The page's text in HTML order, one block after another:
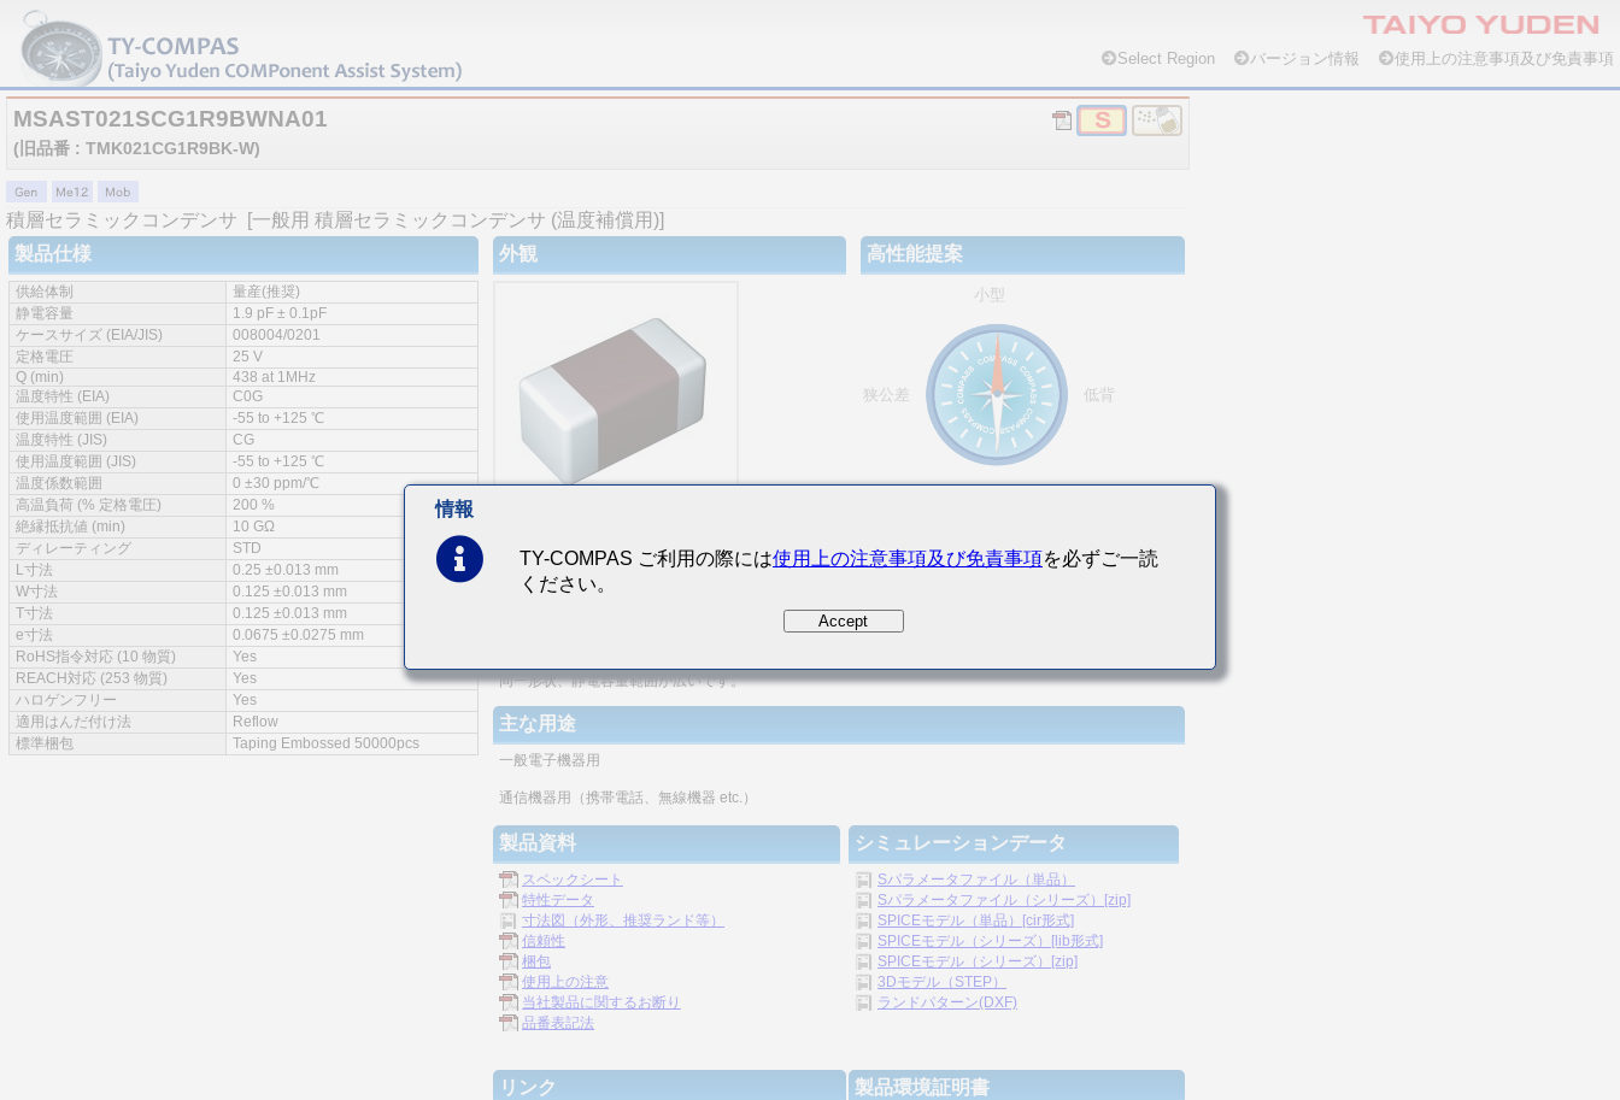
Select Region バージョン情報 使用上の注意事項及び免責事項
MSAST021SCG1R9BWNA01
(旧品番 : TMK021CG1R9BK-W)
積層セラミックコンデンサ
[一般用 積層セラミックコンデンサ (温度補償用)]
製品仕様
供給体制
量産(推奨)
静電容量
1.9 pF ± 0.1pF
ケースサイズ (EIA/JIS)
008004/0201
定格電圧
25 V
Q (min)
438 at 1MHz
温度特性 (EIA)
C0G
使用温度範囲 (EIA)
-55 to +125 ℃
温度特性 (JIS)
CG
使用温度範囲 (JIS)
-55 to +125 ℃
温度係数範囲
0 ±30 ppm/℃
高温負荷 (% 定格電圧)
200 %
絶縁抵抗値 (min)
10 GΩ
ディレーティング
STD
L寸法
0.25 ±0.013 mm
W寸法
0.125 ±0.013 mm
T寸法
0.125 ±0.013 mm
e寸法
0.0675 ±0.0275 mm
RoHS指令対応 (10 物質)
Yes
REACH対応 (253 物質)
Yes
ハロゲンフリー
Yes
適用はんだ付け法
Reflow
標準梱包
Taping Embossed 50000pcs
外観 高性能提案
小型
狭公差 低背
特徴
同一形状、静電容量範囲が広いです。
主な用途
一般電子機器用
通信機器用（携帯電話、無線機器 etc.）
製品資料
スペックシート
特性データ
寸法図（外形、推奨ランド等）
信頼性
梱包
使用上の注意
当社製品に関するお断り
品番表記法
シミュレーションデータ
Sパラメータファイル（単品）
Sパラメータファイル（シリーズ）[zip]
SPICEモデル（単品）[cir形式]
SPICEモデル（シリーズ）[lib形式]
SPICEモデル（シリーズ）[zip]
3Dモデル（STEP）
ランドパターン(DXF)
リンク 製品環境証明書
情報
TY-COMPAS ご利用の際には使用上の注意事項及び免責事項を必ずご一読
ください。
Accept